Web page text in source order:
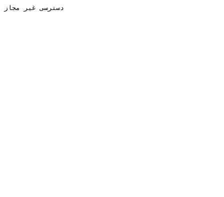
دسترسی غیر مجاز